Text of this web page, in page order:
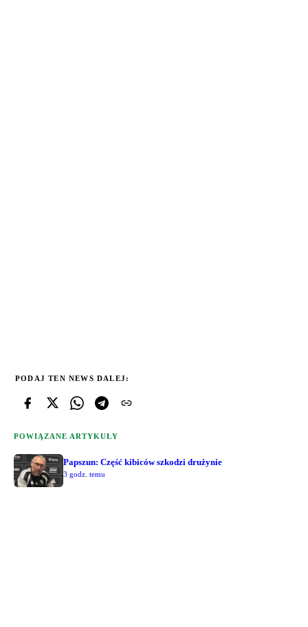
PODAJ TEN NEWS DALEJ:
POWIĄZANE ARTYKUŁY
Papszun: Część kibiców szkodzi drużynie
3 godz. temu